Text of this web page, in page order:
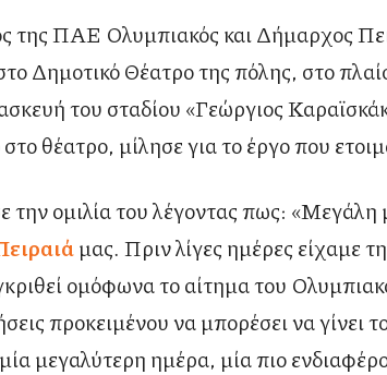
της ΠΑΕ Ολυμπιακός και Δήμαρχος
Δημοτικό Θέατρο της πόλης, στο
του σταδίου «Γεώργιος
θέατρο, μίλησε για το έργο που
την ομιλία του λέγοντας πως:
μας. Πριν λίγες ημέρες είχαμε
ομόφωνα το αίτημα του
προκειμένου να μπορέσει να γίνει
μία μεγαλύτερη ημέρα, μία πιο